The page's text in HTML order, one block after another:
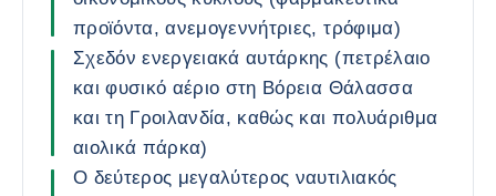
προϊόντα, ανεμογεννήτριες, τρόφιμα)
Σχεδόν ενεργειακά αυτάρκης (πετρέλαιο
και φυσικό αέριο στη Βόρεια Θάλασσα
και τη Γροιλανδία, καθώς και πολυάριθμα
αιολικά πάρκα)
Ο δεύτερος μεγαλύτερος ναυτιλιακός